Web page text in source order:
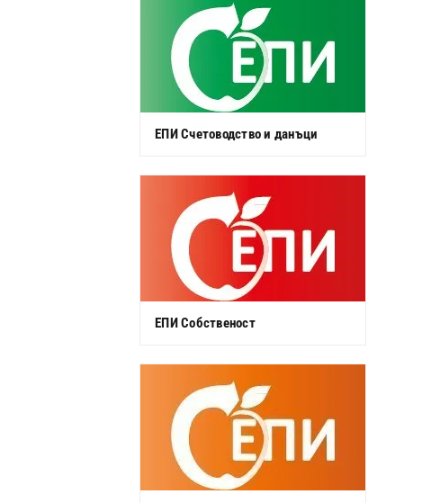
ЕПИ Счетоводство и данъци
ЕПИ Собственост